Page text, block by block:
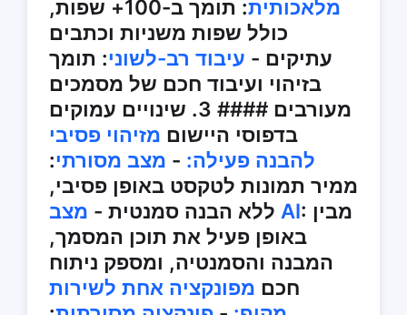
מלאכותית
: תומך ב-100+ שפות,
כולל שפות משניות וכתבים
עתיקים - עיבוד רב-לשוני: תומך
בזיהוי ועיבוד חכם של מסמכים
מעורבים #### 3. שינויים עמוקים
בדפוסי היישום מזיהוי פסיבי
להבנה פעילה: - מצב מסורתי:
ממיר תמונות לטקסט באופן פסיבי,
ללא הבנה סמנטית - מצב AI: מבין
באופן פעיל את תוכן המסמך,
המבנה והסמנטיה, ומספק ניתוח
חכם מפונקציה אחת לשירות